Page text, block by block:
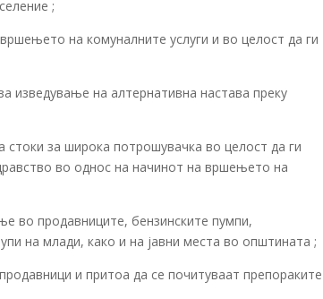
;
на комуналните услуги и во целост да ги
изведување на алтернативна настава преку
за широка потрошувачка во целост да ги
во однос на начинот на вршењето на
во продавниците, бензинските пумпи,
на млади, како и на јавни места во општината ;
и притоа да се почитуваат препораките